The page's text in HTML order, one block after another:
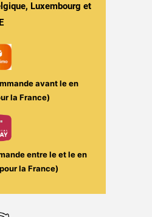
Luxembourg et
avant leen
la France)
entre leet leen
la France)